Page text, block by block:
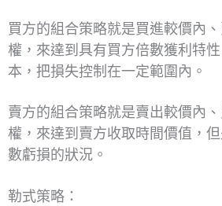
買方的組合策略就是買進較價內
權，來達到具有買方倍數獲利特
本，把損失控制在一定範圍內。
賣方的組合策略就是賣出較價內
權，來達到賣方收取時間價值，
數虧損的狀況。
勒式策略：